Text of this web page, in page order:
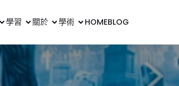
學習 關於 學術 HOMEBLOG